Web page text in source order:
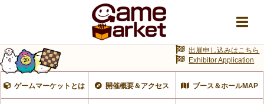
ゲームマーケットとは 開催概要＆アクセス ブース＆ホールMAP
出展申し込みはこちら
Exhibitor Application